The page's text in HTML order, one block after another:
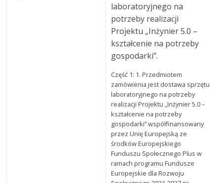
laboratoryjnego na
potrzeby realizacji
Projektu „Inżynier 5.0 –
kształcenie na potrzeby
gospodarki”.
Część 1: 1. Przedmiotem
zamówienia jest dostawa sprzętu
laboratoryjnego na potrzeby
realizacji Projektu „Inżynier 5.0 –
kształcenie na potrzeby
gospodarki” współfinansowany
przez Unię Europejską ze
środków Europejskiego
Funduszu Społecznego Plus w
ramach programu Fundusze
Europejskie dla Rozwoju